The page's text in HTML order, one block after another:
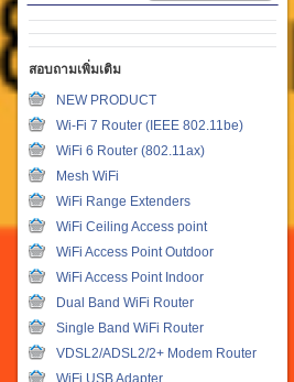
สอบถามเพิ่มเติม
NEW PRODUCT
Wi-Fi 7 Router (IEEE 802.11be)
WiFi 6 Router (802.11ax)
Mesh WiFi
WiFi Range Extenders
WiFi Ceiling Access point
WiFi Access Point Outdoor
WiFi Access Point Indoor
Dual Band WiFi Router
Single Band WiFi Router
VDSL2/ADSL2/2+ Modem Router
WiFi USB Adapter